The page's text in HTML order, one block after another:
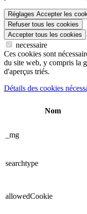
Réglages Accepter les
Refuser tous les cookies
Accepter tous les cookies
necessaire
Ces cookies sont
du site web, y compris la
d'aperçus triés.
Détails des cookies
Nom
_mg
searchtype
allowedCookie